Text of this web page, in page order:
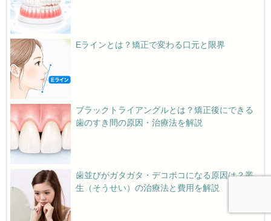
Eラインとは？矯正で変わる口元と限界
ブラックトライアングルとは？矯正後にできる
歯のすき間の原因・治療法を解説
歯並びがガタガタ・デコボコになる原因は？叢
生（そうせい）の治療法と費用を解説